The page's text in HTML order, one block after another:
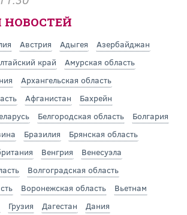
НОВОСТЕЙ
Австрия Адыгея
Азербайджан
край
Амурская область
Архангельская область
Афганистан
Бахрейн
Белгородская область
Болгария
Бразилия
Брянская область
Венгрия
Венесуэла
Волгоградская область
Воронежская область
Вьетнам
Грузия Дагестан
Дания